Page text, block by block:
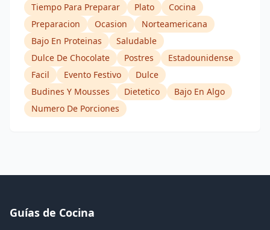
Tiempo Para Preparar
Plato
Cocina
Preparacion
Ocasion
Norteamericana
Bajo En Proteinas
Saludable
Dulce De Chocolate
Postres
Estadounidense
Facil
Evento Festivo
Dulce
Budines Y Mousses
Dietetico
Bajo En Algo
Numero De Porciones
Guías de Cocina